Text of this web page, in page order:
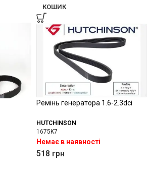
КОШИК
Ремінь генератора 1.6-2.3dci
HUTCHINSON
1675K7
Немає в наявності
518 грн